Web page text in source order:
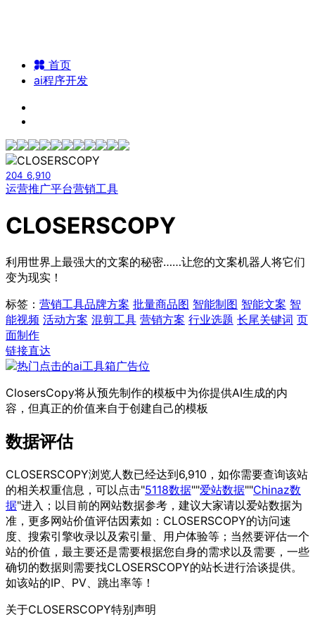
首页
ai程序开发
204 6,910
运营推广平台营销工具
CLOSERSCOPY
利用世界上最强大的文案的秘密……让您的文案机器人将它们
变为现实！
标签： 营销工具品牌方案 批量商品图 智能制图 智能文案 智
能视频 活动方案 混剪工具 营销方案 行业选题 长尾关键词 页
面制作
链接直达
ClosersCopy将从预先制作的模板中为你提供AI生成的内
容，但真正的价值来自于创建自己的模板
数据评估
CLOSERSCOPY浏览人数已经达到6,910，如你需要查询该站
的相关权重信息，可以点击"5118数据""爱站数据""Chinaz数
据"进入；以目前的网站数据参考，建议大家请以爱站数据为
准，更多网站价值评估因素如：CLOSERSCOPY的访问速
度、搜索引擎收录以及索引量、用户体验等；当然要评估一个
站的价值，最主要还是需要根据您自身的需求以及需要，一些
确切的数据则需要找CLOSERSCOPY的站长进行洽谈提供。
如该站的IP、PV、跳出率等！
关于CLOSERSCOPY特别声明